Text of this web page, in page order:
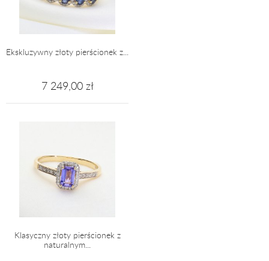
Ekskluzywny złoty pierścionek z...
7 249,00 zł
Klasyczny złoty pierścionek z
naturalnym...